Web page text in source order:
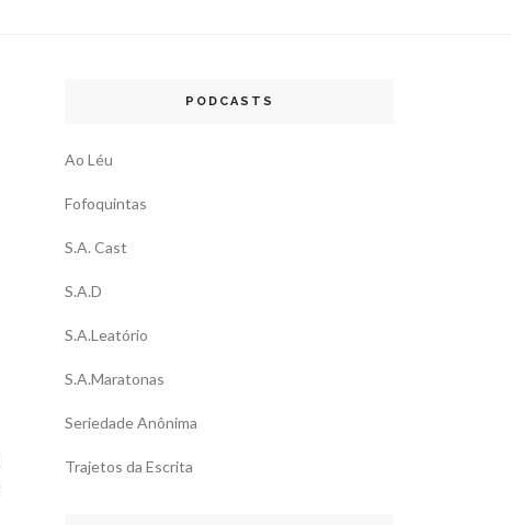
PODCASTS
Ao Léu
Fofoquintas
S.A. Cast
S.A.D
S.A.Leatório
S.A.Maratonas
Seriedade Anônima
Trajetos da Escrita